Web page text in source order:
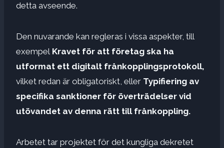
detta avseende.
Den nuvarande kan regleras i vissa aspekter, till
exempel Kravet för att företag ska ha
utformat ett digitalt frånkopplingsprotokoll,
vilket redan är obligatoriskt, eller Typifiering av
specifika sanktioner för överträdelser vid
utövandet av denna rätt till frånkoppling.
Arbetet tar projektet för det kungliga dekretet